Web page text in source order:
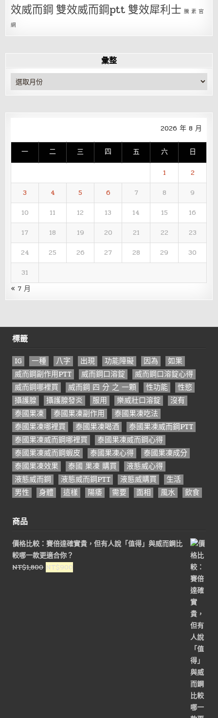
效威而鋼 雙效威而鋼ptt 雙效犀利士 騰 素 官
網
彙整
彙
整
2026 年 8 月
一 二 三 四 五 六 日
1
2
3
4 5 6 7 8
9
10
11 12 13 14 15
16
17
18 19 20 21 22
23
24
25 26 27 28 29
30
31
« 7 月
標籤
IG 一種 八字 出現 功能障礙 因為
如果
威而鋼副作用PTT
威而鋼口溶錠
威而鋼口溶錠心得
威而鋼哪裡買
威而鋼 四 分 之 一顆 性功能
性慾
攝護腺
攝護腺發炎 服用 樂威壯口溶錠
沒有
泰國果凍
泰國果凍副作用
泰國果凍吃法
泰國果凍哪裡買
泰國果凍喝酒
泰國果凍威而鋼PTT
泰國果凍威而鋼哪裡買
泰國果凍威而鋼心得
泰國果凍威而鋼蝦皮
泰國果凍心得
泰國果凍成分
泰國果凍效果
泰國 果凍 購買
液態威心得
液態威而鋼
液態威而鋼PTT 液態威購買
生活
男性
身體 這樣 陽痿 需要 面相 風水 飲食
商品
價格比較：賽倍達確實貴，但有人說「值得」與威而鋼比
較哪一款更適合你？
NT$1,800 原
NT$900